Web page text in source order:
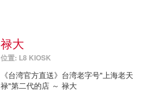
禄大
位置: L8 KIOSK
《台湾官方直送》台湾老字号"上海老天
禄"第二代的店 ～ 禄大